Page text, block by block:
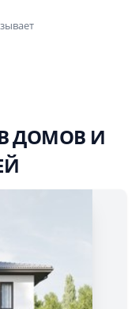
ДОМОВ И